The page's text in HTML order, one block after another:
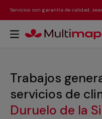
Servicios con garantía de calidad,
Trabajos
servicios de
Duruelo de la